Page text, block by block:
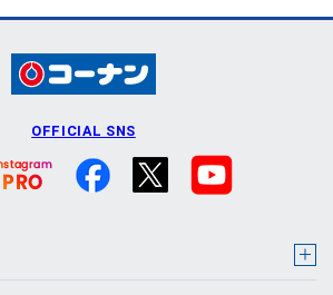
OFFICIAL SNS